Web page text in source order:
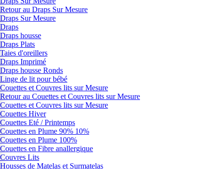
Retour au Draps Sur Mesure
Draps Sur Mesure
Draps
Draps housse
Draps Plats
Taies d'oreillers
Draps Imprimé
Draps housse Ronds
Linge de lit pour bébé
Couettes et Couvres lits sur Mesure
Retour au Couettes et Couvres lits sur Mesure
Couettes et Couvres lits sur Mesure
Couettes Hiver
Couettes Eté / Printemps
Couettes en Plume 90% 10%
Couettes en Plume 100%
Couettes en Fibre anallergique
Couvres Lits
Housses de Matelas et Surmatelas